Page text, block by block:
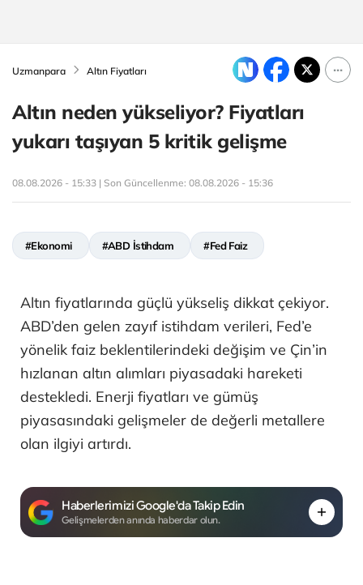
Uzmanpara Altın Fiyatları
Altın neden yükseliyor? Fiyatları
yukarı taşıyan 5 kritik gelişme
08.08.2026 - 15:33 | Son Güncellenme: 08.08.2026 - 15:36
#Ekonomi #ABD İstihdam #Fed Faiz
Altın fiyatlarında güçlü yükseliş dikkat çekiyor.
ABD’den gelen zayıf istihdam verileri, Fed’e
yönelik faiz beklentilerindeki değişim ve Çin’in
hızlanan altın alımları piyasadaki hareketi
destekledi. Enerji fiyatları ve gümüş
piyasasındaki gelişmeler de değerli metallere
olan ilgiyi artırdı.
Haberlerimizi Google'da Takip Edin
Gelişmelerden anında haberdar olun.